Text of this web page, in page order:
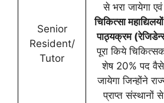
Senior
Resident/
Tutor
से भरा जायेगा
चिकित्सा महाद्यिलयों
पाठ्यक्रम
पूरा किये
शेष 20% पद वैसे
जायेगा जिन्होंने
प्राप्त संस्थानों